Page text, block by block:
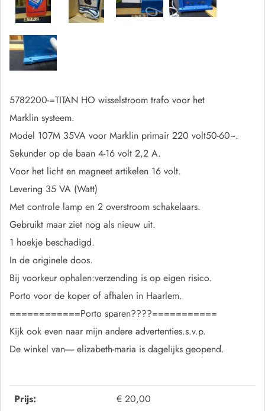
Prijs: € 20,00
5782200-=TITAN HO wisselstroom trafo voor het
Marklin systeem.
Model 107M 35VA voor Marklin primair 220 volt50-60~.
Sekunder op de baan 4-16 volt 2,2 A.
Voor het licht en magneet artikelen 16 volt.
Levering 35 VA (Watt)
Met controle lamp en 2 overstroom schakelaars.
Gebruikt maar ziet nog als nieuw uit.
1 hoekje beschadigd.
In de originele doos.
Bij voorkeur ophalen:verzending is op eigen risico.
Porto voor de koper of afhalen in Haarlem.
============Porto sparen????===========
Kijk ook even naar mijn andere advertenties.s.v.p.
De winkel van----- elizabeth-maria is dagelijks geopend.